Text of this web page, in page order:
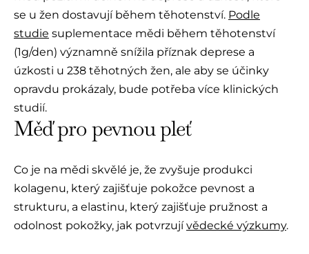
se u žen dostavují během těhotenství. Podle
studie suplementace mědi během těhotenství
(1g/den) významně snížila příznak deprese a
úzkosti u 238 těhotných žen, ale aby se účinky
opravdu prokázaly, bude potřeba více klinických
studií.
Měď pro pevnou pleť
Co je na mědi skvělé je, že zvyšuje produkci
kolagenu, který zajišťuje pokožce pevnost a
strukturu, a elastinu, který zajišťuje pružnost a
odolnost pokožky, jak potvrzujívědecké výzkumy.